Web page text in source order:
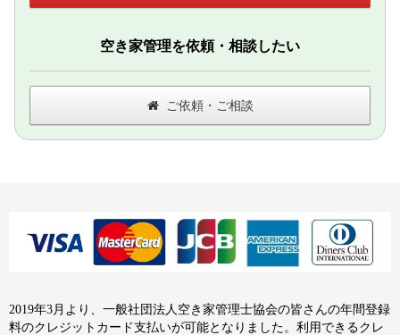
空き家管理を依頼・相談したい
ご依頼・ご相談
2019年3月より、一般社団法人空き家管理士協会の皆さんの年間登録
料のクレジットカード支払いが可能となりました。利用できるクレ